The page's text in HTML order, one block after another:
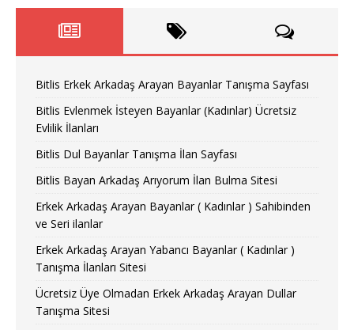
Bitlis Erkek Arkadaş Arayan Bayanlar Tanışma Sayfası
Bitlis Evlenmek İsteyen Bayanlar (Kadınlar) Ücretsiz
Evlilik İlanları
Bitlis Dul Bayanlar Tanışma İlan Sayfası
Bitlis Bayan Arkadaş Arıyorum İlan Bulma Sitesi
Erkek Arkadaş Arayan Bayanlar ( Kadınlar ) Sahibinden
ve Seri ilanlar
Erkek Arkadaş Arayan Yabancı Bayanlar ( Kadınlar )
Tanışma İlanları Sitesi
Ücretsiz Üye Olmadan Erkek Arkadaş Arayan Dullar
Tanışma Sitesi